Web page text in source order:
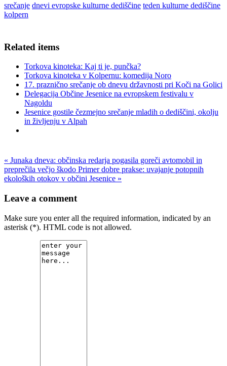
srečanje dnevi evropske kulturne dediščine teden kulturne dediščine
kolpern
Related items
Torkova kinoteka: Kaj ti je, punčka?
Torkova kinoteka v Kolpernu: komedija Noro
17. praznično srečanje ob dnevu državnosti pri Koči na Golici
Delegacija Občine Jesenice na evropskem festivalu v
Nagoldu
Jesenice gostile čezmejno srečanje mladih o dediščini, okolju
in življenju v Alpah
« Junaka dneva: občinska redarja pogasila goreči avtomobil in
preprečila večjo škodo Primer dobre prakse: uvajanje potopnih
ekoloških otokov v občini Jesenice »
Leave a comment
Make sure you enter all the required information, indicated by an
asterisk (*). HTML code is not allowed.